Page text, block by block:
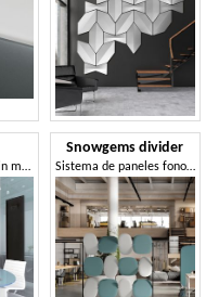
Paneles acústicos, sin marcos y costuras
Snowgems divider
Sistema de paneles fonoabsorbentes